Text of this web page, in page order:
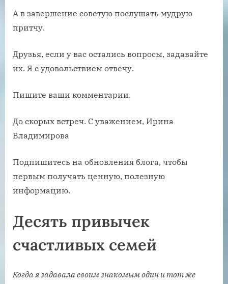
А в завершение советую послушать мудрую
притчу.
Друзья, если у вас остались вопросы, задавайте
их. Я с удовольствием отвечу.
Пишите ваши комментарии.
До скорых встреч. С уважением, Ирина
Владимирова
Подпишитесь на обновления блога, чтобы
первым получать ценную, полезную
информацию.
Десять привычек
счастливых семей
Когда я задавала своим знакомым один и тот же